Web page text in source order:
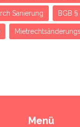
Sanierung BGB §
Menü